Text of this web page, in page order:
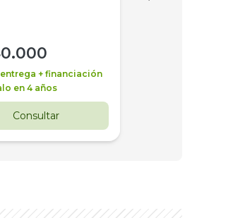
+ financiación
en 4 años
Consultar